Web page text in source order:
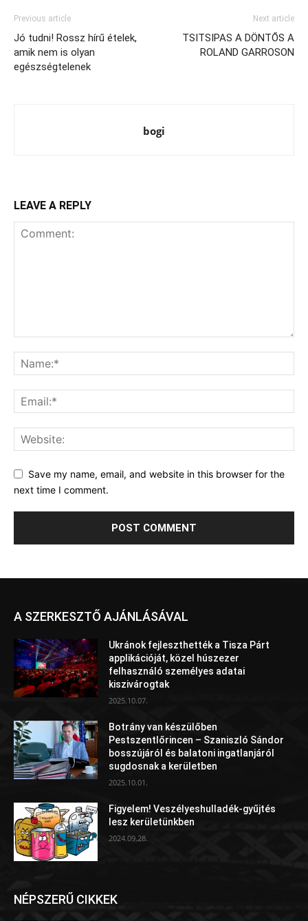
Previous article
Jó tudni! Rossz hírű ételek,
amik nem is olyan
egészségtelenek
Next article
TSITSIPAS A DÖNTŐS A
ROLAND GARROSON
bogi
LEAVE A REPLY
Save my name, email, and website in this browser for the
next time I comment.
A SZERKESZTŐ AJÁNLÁSÁVAL
Ukránok fejleszthették a Tisza Párt
applikációját, közel húszezer
felhasználó személyes adatai
kiszivárogtak
2025.10.07.
Botrány van készülőben
Pestszentlőrincen – Szaniszló Sándor
bosszújáról és balatoni ingatlanjáról
sugdosnak a kerületben
2025.10.01.
Figyelem! Veszélyeshulladék-gyűjtés
lesz kerületünkben
2024.09.28.
NÉPSZERŰ CIKKEK